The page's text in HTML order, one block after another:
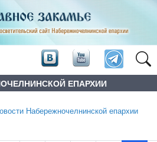
ЕПАРХИИ
Набережночелнинской епархии